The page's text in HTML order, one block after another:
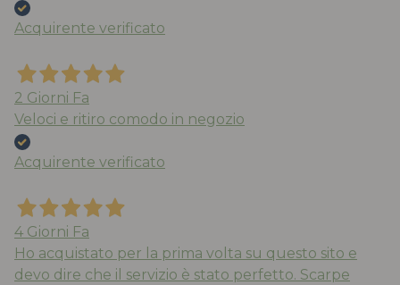
Acquirente verificato
2 Giorni Fa
Veloci e ritiro comodo in negozio
Acquirente verificato
4 Giorni Fa
Ho acquistato per la prima volta su questo sito e
devo dire che il servizio è stato perfetto. Scarpe